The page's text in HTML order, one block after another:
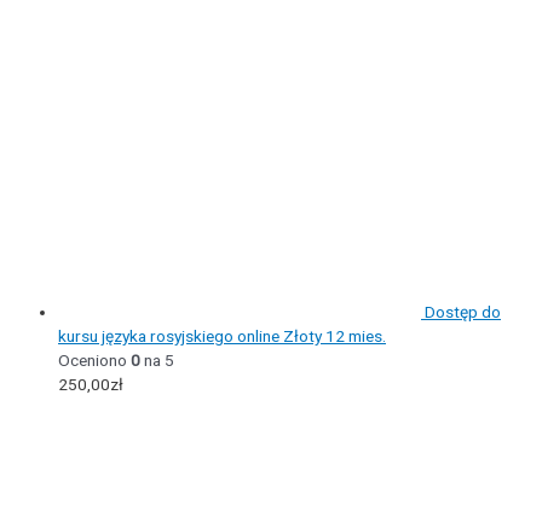
Dostęp do
kursu języka rosyjskiego online Złoty 12 mies.
Oceniono 0na 5
250,00zł